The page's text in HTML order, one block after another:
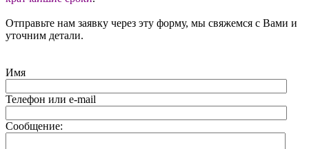
Отправьте нам заявку через эту форму, мы свяжемся с Вами и
уточним детали.
Имя
Телефон или e-mail
Сообщение: